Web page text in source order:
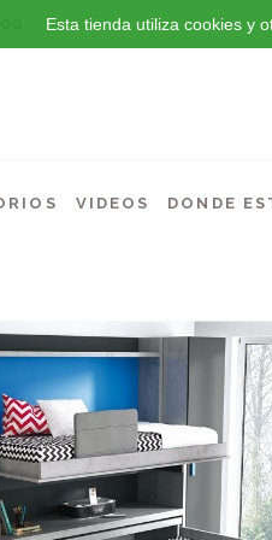
Esta tienda utiliza cookies y
VIDEOS DONDE